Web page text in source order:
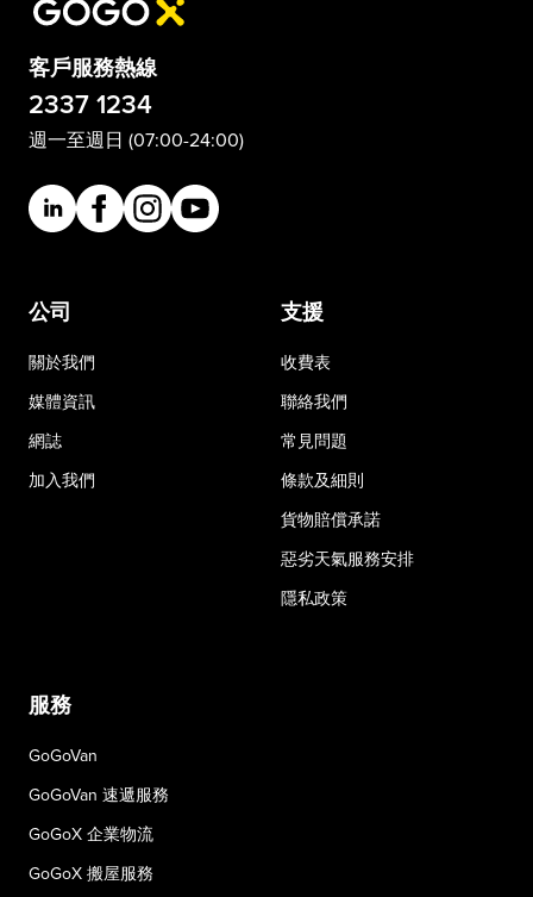
客戶服務熱線
2337 1234
週一至週日 (07:00-24:00)
公司
關於我們
媒體資訊
網誌
加入我們
服務
GoGoVan
GoGoVan 速遞服務
GoGoX 企業物流
GoGoX 搬屋服務
支援
收費表
聯絡我們
常見問題
條款及細則
貨物賠償承諾
惡劣天氣服務安排
隱私政策